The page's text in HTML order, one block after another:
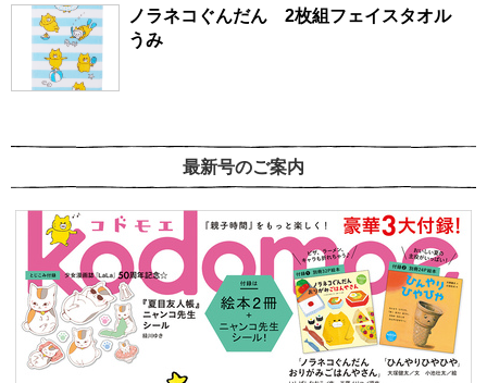
ノラネコぐんだん 2枚組フェイスタオル
うみ
最新号のご案内